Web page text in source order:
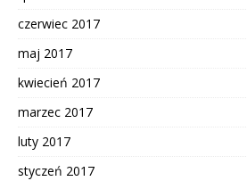
czerwiec 2017
maj 2017
kwiecień 2017
marzec 2017
luty 2017
styczeń 2017